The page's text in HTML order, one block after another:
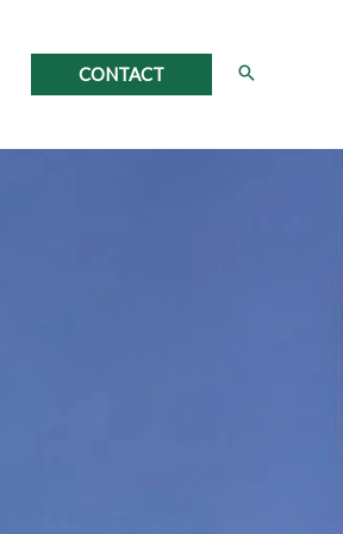
CONTACT